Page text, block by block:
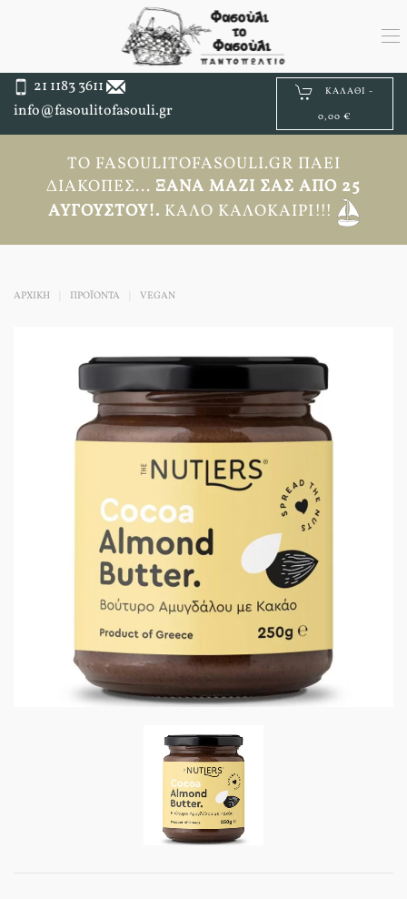
21 1183 3611
info@fasoulitofasouli.gr
ΚΑΛΆΘΙ -
0,00 €
ΤΟ FASOULITOFASOULI.GR ΠΆΕΙ
ΔΙΑΚΟΠΈΣ... ΞΑΝΆ ΜΑΖΊ ΣΑΣ ΑΠΟ 25
ΑΥΓΟΎΣΤΟΥ!. ΚΑΛΌ ΚΑΛΟΚΑΊΡΙ!!!
ΑΡΧΙΚΉ ΠΡΟΪΟΝΤΑ VEGAN